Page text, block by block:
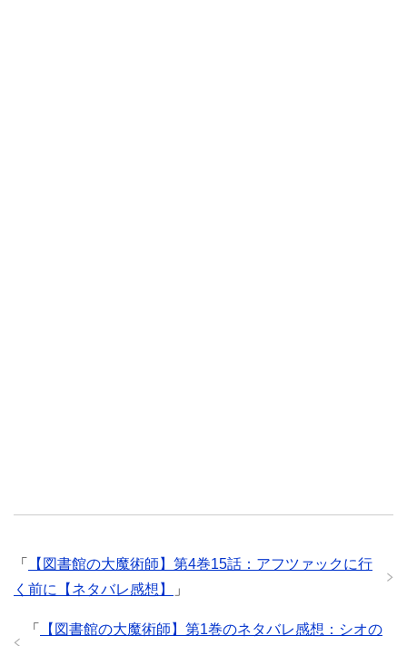
「
【図書館の大魔術師】第4巻15話：アフツァックに行
く前に【ネタバレ感想】
」
「
【図書館の大魔術師】第1巻のネタバレ感想：シオの